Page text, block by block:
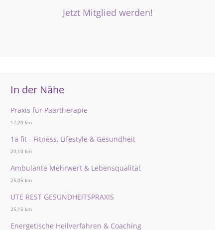
Jetzt Mitglied werden!
In der Nähe
Praxis für Paartherapie
17,20 km
1a fit - Fitness, Lifestyle & Gesundheit
20,10 km
Ambulante Mehrwert & Lebensqualität
25,05 km
UTE REST GESUNDHEITSPRAXIS
25,15 km
Energetische Heilverfahren & Coaching